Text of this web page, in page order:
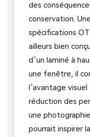
des
conservation.
spécifications
ailleurs bien
d’un laminé à
une fenêtre, il
l’avantage
réduction des
une
pourrait inspirer